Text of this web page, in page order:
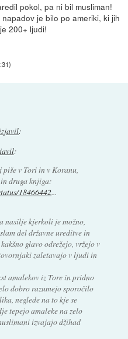
pokol, pa ni bil musliman!
je bilo po ameriki, ki jih
200+ ljudi!
)
:
:
v Tori in v Koranu,
druga knjiga:
18466442...
nasilje kjerkoli je možno,
del državne ureditve in
glavo odrežejo, vržejo v
zaletavajo v ljudi in
amalekov iz Tore in pridno
dobro razumejo sporočilo
neglede na to kje se
tepejo amaleke na zelo
izvajajo džihad